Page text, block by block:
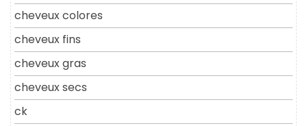
cheveux colores
cheveux fins
cheveux gras
cheveux secs
ck